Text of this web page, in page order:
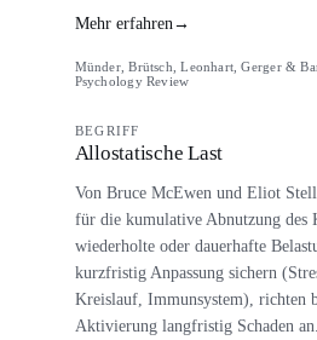
Mehr erfahren→
Münder, Brütsch, Leonhart, Gerger &
Psychology Review
BEGRIFF
Allostatische Last
Von Bruce McEwen und Eliot
für die kumulative Abnutzung des
wiederholte oder dauerhafte
kurzfristig Anpassung sichern
Kreislauf, Immunsystem), richten
Aktivierung langfristig Schaden